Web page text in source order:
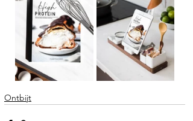
Ontbijt